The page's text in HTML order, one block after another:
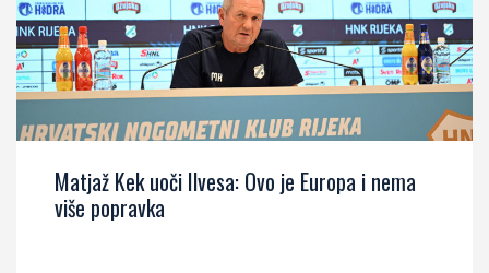
Matjaž Kek uoči Ilvesa: Ovo je Europa i nema
više popravka